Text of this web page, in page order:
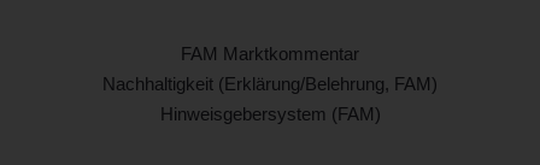
FAM Marktkommentar
Nachhaltigkeit (Erklärung/Belehrung, FAM)
Hinweisgebersystem (FAM)